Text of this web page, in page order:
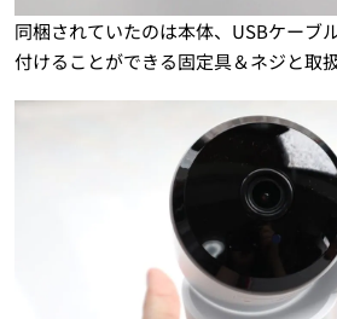
同梱されていたのは本体、USBケーブ
付けることができる固定具＆ネジと取